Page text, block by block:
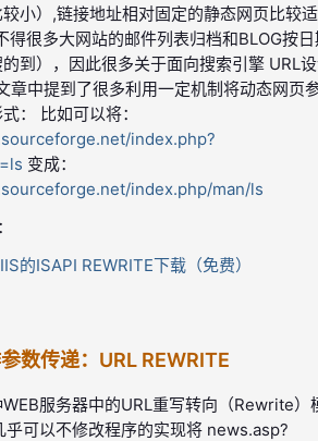
较小）,链接地址相对固定的静态网页比较
得很多大网站的邮件列表归档和BLOG按
到），因此很多关于面向搜索引擎 URL
章中提到了很多利用一定机制将动态网页
： 比如可以将：
index.php?
变成：
index.php/man/ls
IIS的ISAPI REWRITE下载（免费）
数传递：URL REWRITE
服务器中的URL重写转向（Rewrite）
乎可以不修改程序的实现将 news.asp?